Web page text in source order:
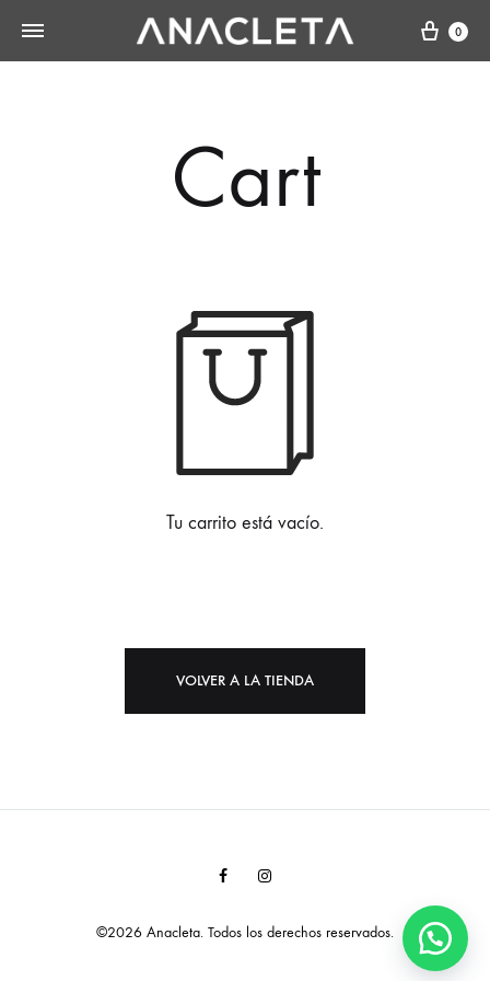
Cart
0
Cart
Tu carrito está vacío.
VOLVER A LA TIENDA
FacebookInstagram
©2026 Anacleta. Todos los derechos reservados.